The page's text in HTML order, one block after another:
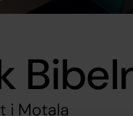
i Motala